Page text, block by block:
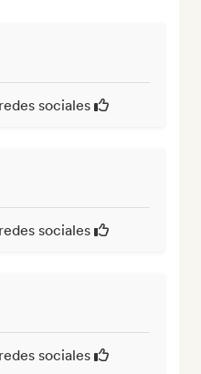
sociales
sociales
sociales